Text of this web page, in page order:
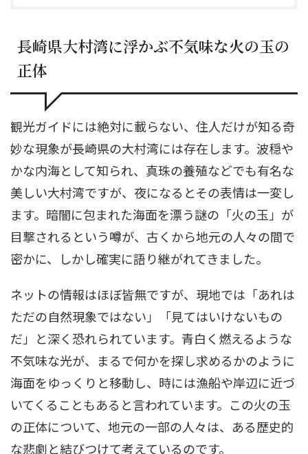
長崎県大村湾に浮かぶ不気味な火の玉の
正体
観光ガイドには絶対に載らない、住人だけが知る奇
妙な現象が長崎県の大村湾には存在します。波穏や
かな内海として知られ、真珠の養殖などでも有名な
美しい大村湾ですが、夜になるとその表情は一変し
ます。暗闇に包まれた海面を漂う謎の「火の玉」が
目撃されるという噂が、古くから地元の人々の間で
密かに、しかし確実に語り継がれてきました。
ネットの情報はほぼ皆無ですが、現地では「あれは
ただの自然現象ではない」「見てはいけないもの
だ」と深く恐れられています。青白く燃えるような
不気味な光が、まるで何かを探し求めるかのように
海面をゆっくりと移動し、時には漁船や岸辺に近づ
いてくることもあると言われています。この火の玉
の正体について、地元の一部の人々は、ある歴史的
な悲劇と結びつけて考えているのです。